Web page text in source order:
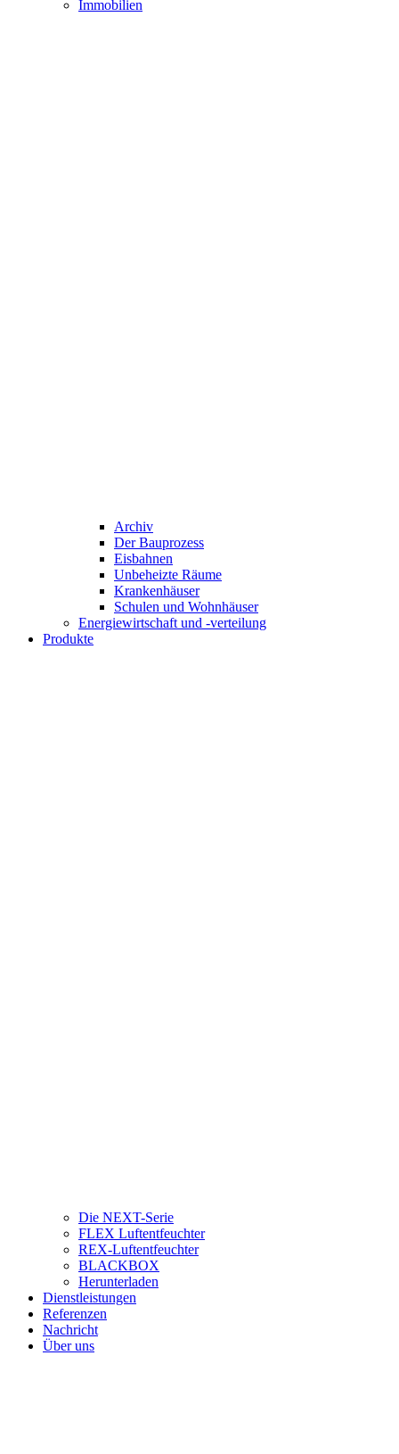
Immobilien
Archiv
Der Bauprozess
Eisbahnen
Unbeheizte Räume
Krankenhäuser
Schulen und Wohnhäuser
Energiewirtschaft und -verteilung
Produkte
Die NEXT-Serie
FLEX Luftentfeuchter
REX-Luftentfeuchter
BLACKBOX
Herunterladen
Dienstleistungen
Referenzen
Nachricht
Über uns